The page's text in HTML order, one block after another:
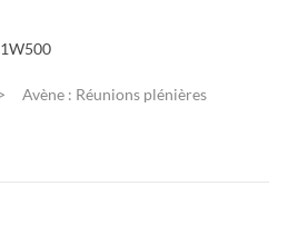
1W500
Avène : Réunions plénières